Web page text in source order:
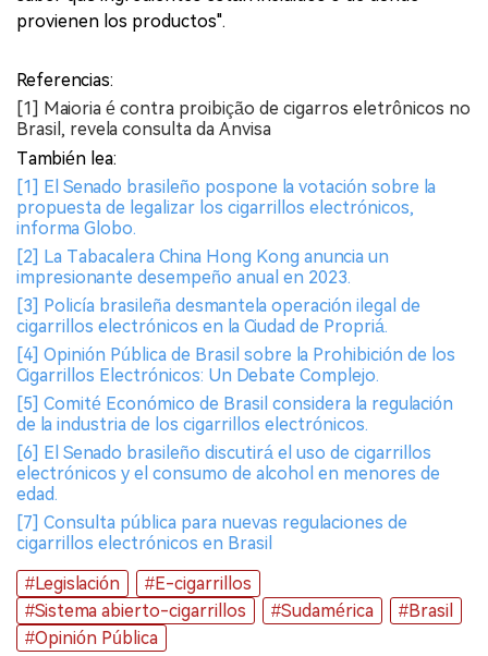
provienen los productos".
Referencias:
[1] Maioria é contra proibição de cigarros eletrônicos no
Brasil, revela consulta da Anvisa
También lea:
[1] El Senado brasileño pospone la votación sobre la
propuesta de legalizar los cigarrillos electrónicos,
informa Globo.
[2] La Tabacalera China Hong Kong anuncia un
impresionante desempeño anual en 2023.
[3] Policía brasileña desmantela operación ilegal de
cigarrillos electrónicos en la Ciudad de Propriá.
[4] Opinión Pública de Brasil sobre la Prohibición de los
Cigarrillos Electrónicos: Un Debate Complejo.
[5] Comité Económico de Brasil considera la regulación
de la industria de los cigarrillos electrónicos.
[6] El Senado brasileño discutirá el uso de cigarrillos
electrónicos y el consumo de alcohol en menores de
edad.
[7] Consulta pública para nuevas regulaciones de
cigarrillos electrónicos en Brasil
#Legislación
#E-cigarrillos
#Sistema abierto-cigarrillos
#Sudamérica
#Brasil
#Opinión Pública